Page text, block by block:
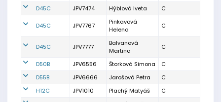
D45C JPV7474 Hýblová Iveta C
D45C JPV7767
Pinkavová
Helena
C
D45C JPV7777
Balvanová
Martina
C
D50B JPV6556 Štorková Simona
C
D55B
JPV6666 Jarošová Petra
C
H12C
JPV1010 Plachý Matyáš
C